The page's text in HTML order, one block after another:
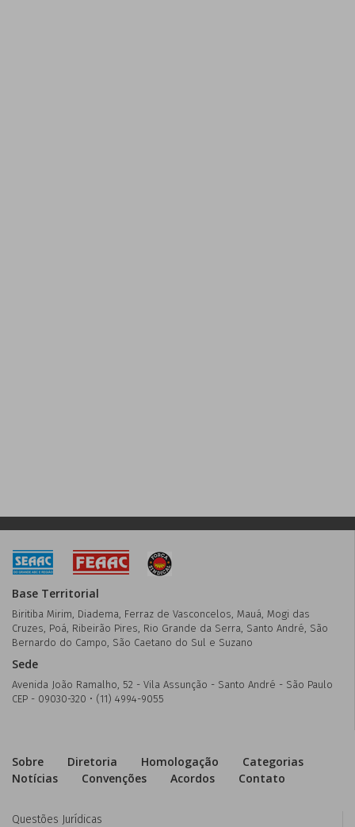
Base Territorial
Biritiba Mirim, Diadema, Ferraz de Vasconcelos, Mauá, Mogi das
Cruzes, Poá, Ribeirão Pires, Rio Grande da Serra, Santo André, São
Bernardo do Campo, São Caetano do Sul e Suzano
Sede
Avenida João Ramalho, 52 - Vila Assunção - Santo André - São Paulo
CEP - 09030-320 • (11) 4994-9055
Sobre Diretoria Homologação
Categorias
Notícias
Convenções Acordos Contato
Questões Jurídicas